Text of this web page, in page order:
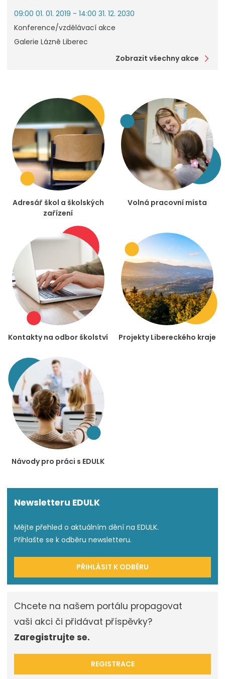
09:00 01. 01. 2019 - 14:00 31. 12. 2030
Konference/vzdělávací akce
Galerie Lázně Liberec
Zobrazit všechny akce
Adresář škol a školských
zařízení
Volná pracovní místa
Kontakty na odbor školství Projekty Libereckého kraje
Návody pro práci s EDULK
Newsletteru EDULK
Mějte přehled o aktuálním dění na EDULK.
Přihlašte se k odběru newsletteru.
PŘIHLÁSIT K ODBĚRU
Chcete na našem portálu propagovat
vaši akci či přidávat příspěvky?
Zaregistrujte se.
REGISTRACE